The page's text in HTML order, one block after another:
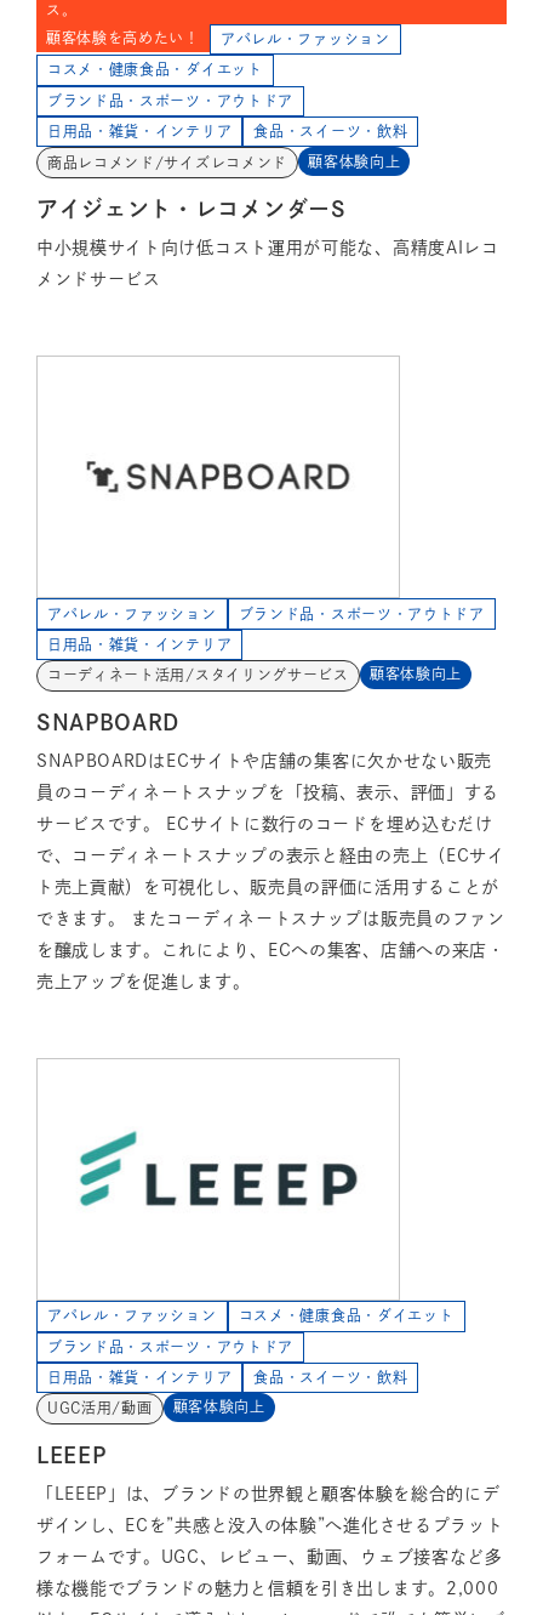
ス。
顧客体験を高めたい！
アパレル・ファッション
コスメ・健康食品・ダイエット
ブランド品・スポーツ・アウトドア
日用品・雑貨・インテリア 食品・スイーツ・飲料
商品レコメンド/サイズレコメンド 顧客体験向上
アイジェント・レコメンダーS
中小規模サイト向け低コスト運用が可能な、高精度AIレコ
メンドサービス
アパレル・ファッション ブランド品・スポーツ・アウトドア
日用品・雑貨・インテリア
コーディネート活用/スタイリングサービス 顧客体験向上
SNAPBOARD
SNAPBOARDはECサイトや店舗の集客に欠かせない販売
員のコーディネートスナップを「投稿、表示、評価」する
サービスです。 ECサイトに数行のコードを埋め込むだけ
で、コーディネートスナップの表示と経由の売上（ECサイ
ト売上貢献）を可視化し、販売員の評価に活用することが
できます。 またコーディネートスナップは販売員のファン
を醸成します。これにより、ECへの集客、店舗への来店・
売上アップを促進します。
アパレル・ファッション コスメ・健康食品・ダイエット
ブランド品・スポーツ・アウトドア
日用品・雑貨・インテリア 食品・スイーツ・飲料
UGC活用/動画 顧客体験向上
LEEEP
「LEEEP」は、ブランドの世界観と顧客体験を総合的にデ
ザインし、ECを”共感と没入の体験”へ進化させるプラット
フォームです。UGC、レビュー、動画、ウェブ接客など多
様な機能でブランドの魅力と信頼を引き出します。2,000